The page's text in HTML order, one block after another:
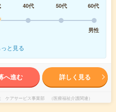
40代 50代
60代
男性
っと見る
へ進む 詳しく見る
ケアサービス事業部 （医療福祉介護関連）